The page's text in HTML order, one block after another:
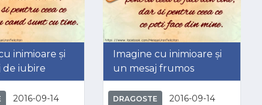
inimioare și
de iubire
2016-09-14
Imagine cu inimioare și
un mesaj frumos
DRAGOSTE 2016-09-14